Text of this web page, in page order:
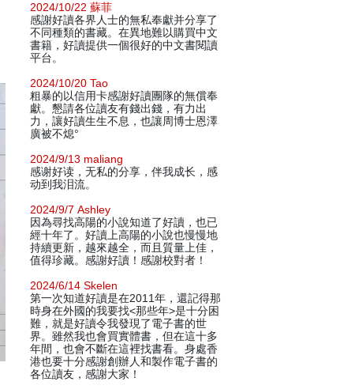
2024/10/22 蘇菲
感謝好讀各界人士的無私奉獻并分享了
不同種類的書藏。在異地難以購買中文
書籍，好讀提供一個很好的中文書閱讀
平台。
2024/10/20 Tao
粗暴的以信用卡感謝好讀團隊的無償奉
獻。懇請各位讀友有錢出錢，有力出
力，讓好讀生生不息，也讓周博士恩澤
廣被不熄°
2024/9/13 maliang
感谢好读，无私的分享，伴我成长，感
动到我泪流。
2024/9/7 Ashley
因為尋找高陽的小說知道了好讀，也已
經十年了。好讀上高陽的小說也慢慢地
持續更新，越來越全，而且質量上佳，
值得珍藏。感謝好讀！感謝校對者！
2024/6/14 Skelen
第一次知道好讀是在2011年，還記得那
時身在外國的我要找<那些年>是十分困
難，就是好讀令我發現了電子書的世
界。雖然我也會買實體書，但在這十多
年間，也會不斷在這裡找書看。身處香
港也要十分感謝創辦人和製作電子書的
各位讀友，感謝大家！